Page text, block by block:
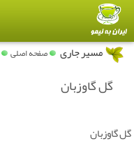
مسیر جاری » صفحه اصلی
گل گاوزبان
گل گاوزبان